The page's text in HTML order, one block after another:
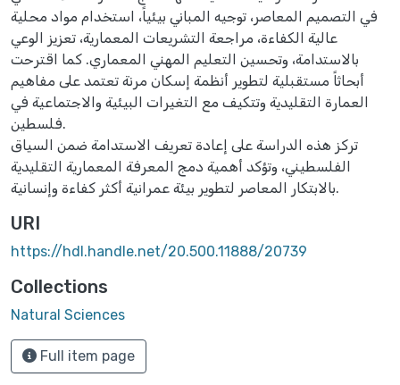
في التصميم المعاصر، توجيه المباني بيئياً، استخدام مواد محلية
عالية الكفاءة، مراجعة التشريعات المعمارية، تعزيز الوعي
بالاستدامة، وتحسين التعليم المهني المعماري. كما اقترحت
أبحاثاً مستقبلية لتطوير أنظمة إسكان مرنة تعتمد على مفاهيم
العمارة التقليدية وتتكيف مع التغيرات البيئية والاجتماعية في
فلسطين.
تركز هذه الدراسة على إعادة تعريف الاستدامة ضمن السياق
الفلسطيني، وتؤكد أهمية دمج المعرفة المعمارية التقليدية
بالابتكار المعاصر لتطوير بيئة عمرانية أكثر كفاءة وإنسانية.
URI
https://hdl.handle.net/20.500.11888/20739
Collections
Natural Sciences
Full item page